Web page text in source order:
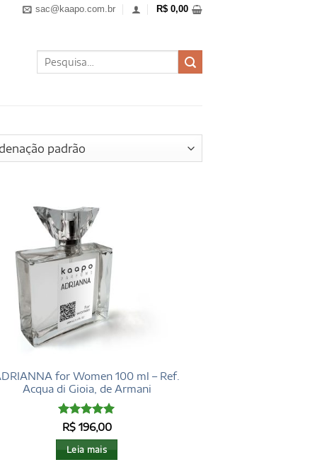
sac@kaapo.com.br R$ 0,00
Pesquisar
por:
for Women 100 ml – Ref.
Acqua di Gioia, de Armani
Avaliação5
R$196,00
Leia mais